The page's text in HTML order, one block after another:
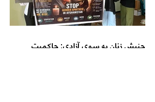
جنبش زنان به سوی آزادی: حاکمیت